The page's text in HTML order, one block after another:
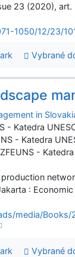
23 (2020),
1050/12/23/
Vybrané
in
- Katedra
- Katedra
-
:
media/
Vybrané